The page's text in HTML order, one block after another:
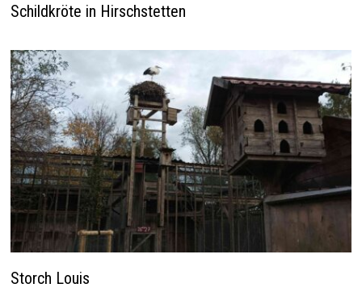
Schildkröte in Hirschstetten
Storch Louis